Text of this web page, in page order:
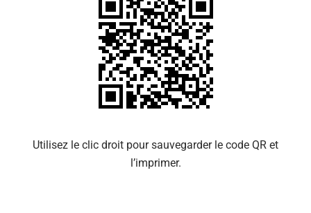
Utilisez le clic droit pour sauvegarder le code QR et
l’imprimer.